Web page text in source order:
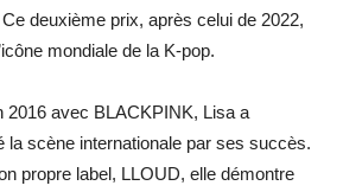
deuxième prix, après celui de 2022,
mondiale de la K-pop.
2016 avec BLACKPINK, Lisa a
la scène internationale par ses succès.
propre label, LLOUD, elle démontre